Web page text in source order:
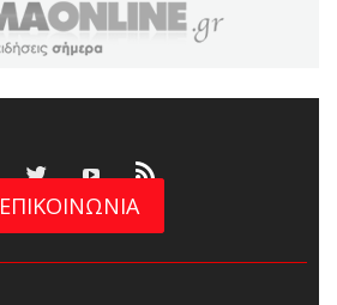
ΕΠΙΚΟΙΝΩΝΙΑ